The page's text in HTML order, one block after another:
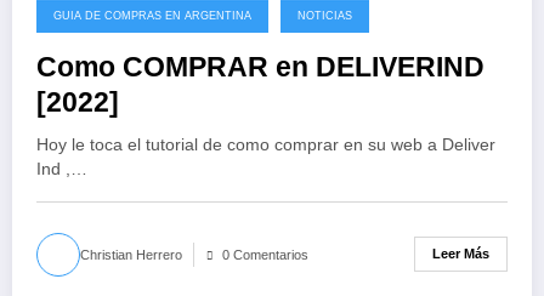
GUIA DE COMPRAS EN ARGENTINA NOTICIAS
Como COMPRAR en DELIVERIND
[2022]
Hoy le toca el tutorial de como comprar en su web a Deliver
Ind ,…
Christian Herrero 0 Comentarios Leer Más